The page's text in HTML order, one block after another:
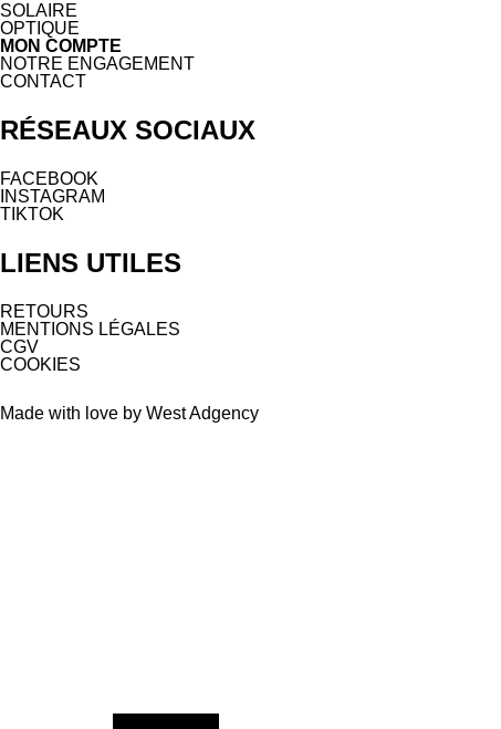
SOLAIRE
OPTIQUE
MON COMPTE
NOTRE ENGAGEMENT
CONTACT
RÉSEAUX SOCIAUX
FACEBOOK
INSTAGRAM
TIKTOK
LIENS UTILES
RETOURS
MENTIONS LÉGALES
CGV
COOKIES
Made with love by West Adgency